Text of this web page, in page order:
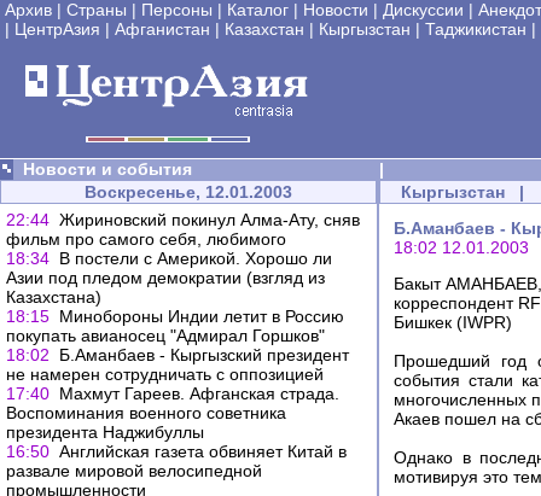
Архив | Страны | Персоны | Каталог | Новости | Дискуссии |
| ЦентрАзия | Афганистан | Казахстан | Кыргызстан | Таджикистан |
Новости и события
|
Воскресенье, 12.01.2003
22:44 Жириновский покинул Алма-Ату, сняв
фильм про самого себя, любимого
18:34 В постели с Америкой. Хорошо ли
Азии под пледом демократии (взгляд из
Казахстана)
18:15 Минобороны Индии летит в Россию
покупать авианосец "Адмирал Горшков"
18:02
Б.Аманбаев - Кыргызский президент
не намерен сотрудничать с оппозицией
17:40 Махмут Гареев. Афганская страда.
Воспоминания военного советника
президента Наджибуллы
16:50 Английская газета обвиняет Китай в
развале мировой велосипедной
промышленности
Кыргызстан |
Б.Аманбаев -
18:02 12.01.2003
Бакыт АМАНБАЕВ,
корреспондент
Бишкек (IWPR)
Прошедший год
события стали
многочисленных
Акаев пошел на
Однако в
мотивируя это